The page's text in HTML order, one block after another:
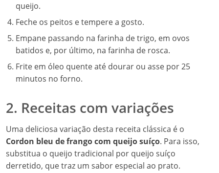
queijo.
Feche os peitos e tempere a gosto.
Empane passando na farinha de trigo, em ovos
batidos e, por último, na farinha de rosca.
Frite em óleo quente até dourar ou asse por 25
minutos no forno.
2. Receitas com variações
Uma deliciosa variação desta receita clássica é o
Cordon bleu de frango com queijo suíço. Para isso,
substitua o queijo tradicional por queijo suíço
derretido, que traz um sabor especial ao prato.